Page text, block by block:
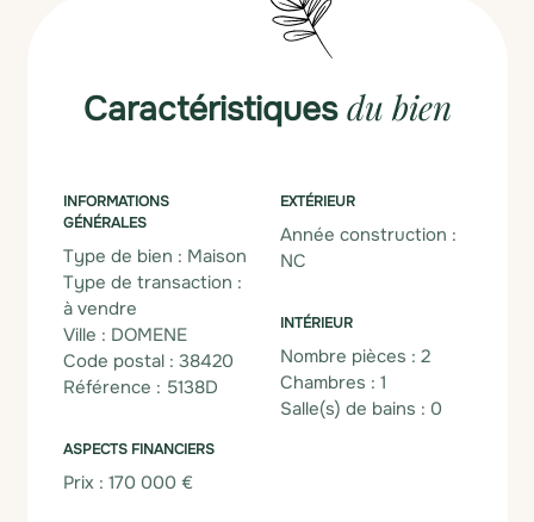
Caractéristiquesdu bien
INFORMATIONS
GÉNÉRALES
Type de bien : Maison
Type de transaction :
à vendre
Ville : DOMENE
Code postal : 38420
Référence : 5138D
ASPECTS FINANCIERS
Prix : 170 000 €
EXTÉRIEUR
Année construction :
NC
INTÉRIEUR
Nombre pièces : 2
Chambres : 1
Salle(s) de bains : 0